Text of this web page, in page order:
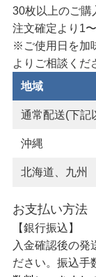
30枚以上のご購
注文確定より1
※ご使用日を加
よりご相談くだ
地域
通常配送(下記
沖縄
北海道、九州
お支払い方法
【銀行振込】
入金確認後の発
ださい。振込手